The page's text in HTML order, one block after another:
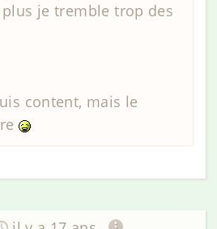
plus je tremble trop des
content, mais le